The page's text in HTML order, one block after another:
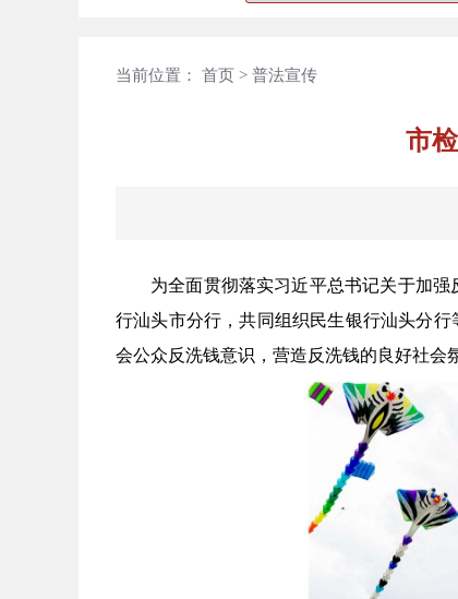
当前位置： 首页 > 普法宣传
市
为全面贯彻落实习近平总书记关于加
行汕头市分行，共同组织民生银行汕头分
会公众反洗钱意识，营造反洗钱的良好社会